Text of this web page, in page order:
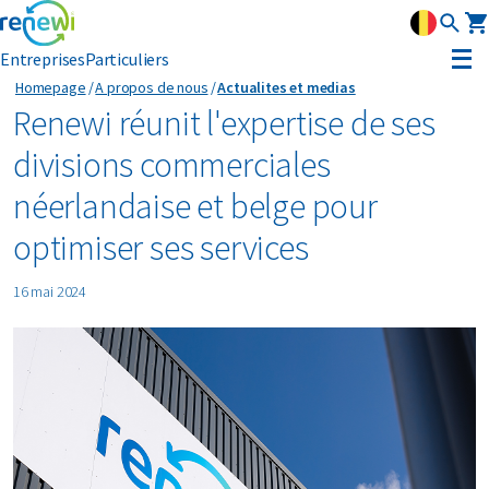
EntreprisesParticuliers
Stratégie
Strategie
Nos divisions
Histoire
Innovation
Durabilite
Durabilite
Leadership
Circular Reality Scan
Homepage A propos de nous Actualites et medias
Renewi réunit l'expertise de ses
divisions commerciales
néerlandaise et belge pour
optimiser ses services
16 mai 2024